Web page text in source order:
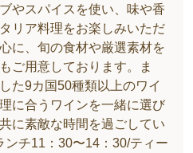
やスパイスを使い、味や香
リア料理をお楽しみいただ
に、旬の食材や厳選素材を
ご用意しております。ま
た9カ国50種類以上のワイ
に合うワインを一緒に選び
に素敵な時間を過ごしてい
ンチ11：30〜14：30/ティー